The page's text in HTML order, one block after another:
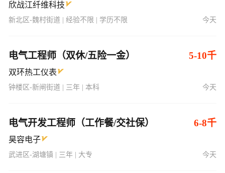
欣战江纤维科技
新北区-魏村街道 | 经验不限 | 学历不限 今天
电气工程师（双休/五险一金） 5-10千
双环热工仪表
钟楼区-新闸街道 | 三年 | 本科 今天
电气开发工程师（工作餐/交社保） 6-8千
昊容电子
武进区-湖塘镇 | 三年 | 大专 今天